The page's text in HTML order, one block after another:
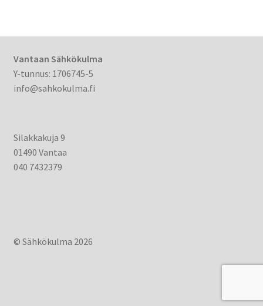
Vantaan Sähkökulma
Y-tunnus: 1706745-5
info@sahkokulma.fi
Silakkakuja 9
01490 Vantaa
040 7432379
© Sähkökulma 2026